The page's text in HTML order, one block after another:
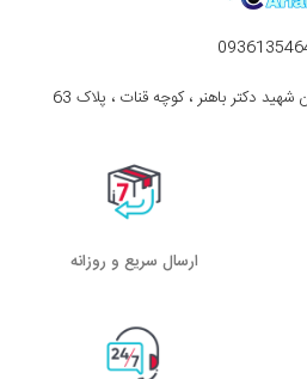
شهید دکتر باهنر ، کوچه قنات ، پلاک 63
ارسال سریع و روزانه